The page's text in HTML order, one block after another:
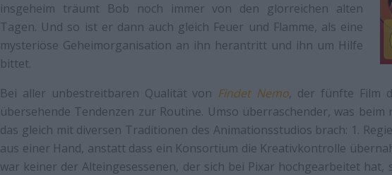
insgeheim träumt Bob noch immer von den glorreichen alten
Tagen. Und so ist er dann auch gleich Feuer und Flamme, als eine
mysteriöse Geheimorganisation an ihn herantritt und ihn um Hilfe
bittet.
Bei aller unbestreitbaren Qualität von Findet Nemo, der fünfte Film
übersehende Tendenzen zur Routine. Umso überraschender, was beim
das gleich mit diversen Traditionen des Animationsstudios brach: 1.
aus einer Hand, anstatt dass ein Konsortium die Kreativkontrolle
war keiner der Alteingesessenen, der sich bei Pixar hochgearbeitet hat,